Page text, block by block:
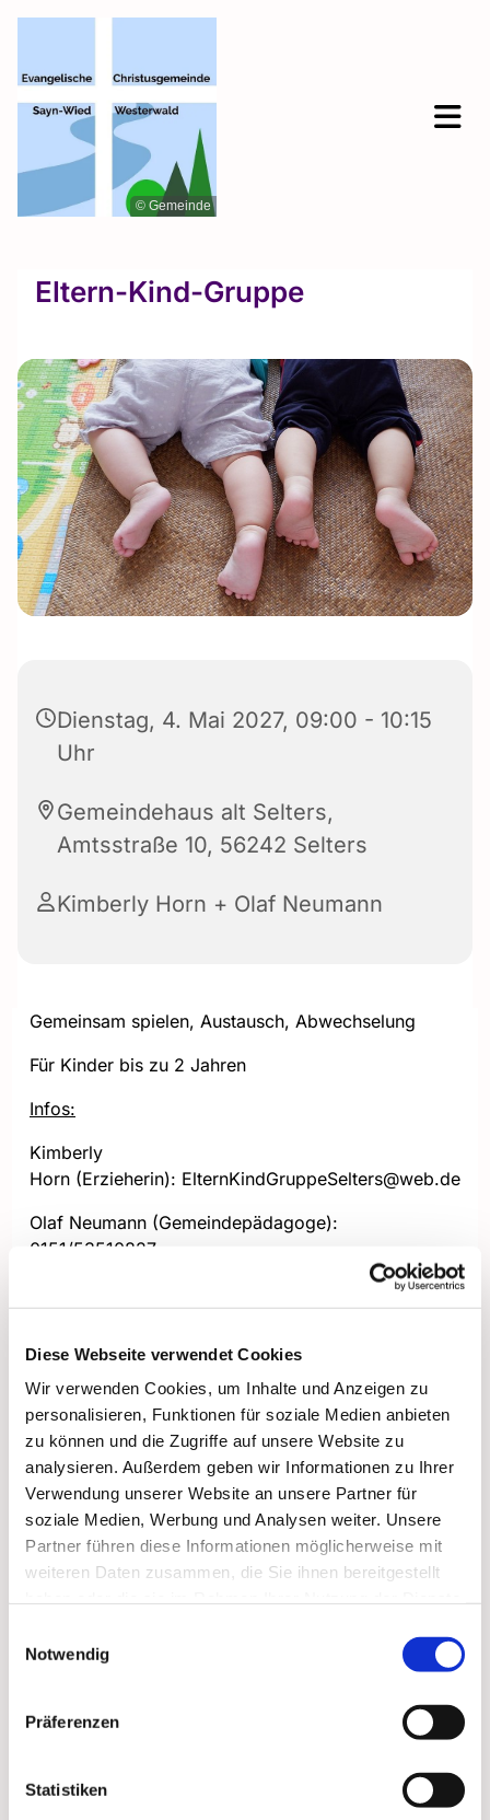
Diese Webseite verwendet Cookies
Wir verwenden Cookies, um Inhalte und Anzeigen zu
personalisieren, Funktionen für soziale Medien anbieten
zu können und die Zugriffe auf unsere Website zu
analysieren. Außerdem geben wir Informationen zu Ihrer
Verwendung unserer Website an unsere Partner für
soziale Medien, Werbung und Analysen weiter. Unsere
Partner führen diese Informationen möglicherweise mit
weiteren Daten zusammen, die Sie ihnen bereitgestellt
Notwendig
Präferenzen
Statistiken
© Gemeinde
Eltern-Kind-Gruppe
Dienstag, 4. Mai 2027, 09:00 - 10:15
Uhr
Gemeindehaus alt Selters,
Amtsstraße 10, 56242 Selters
Kimberly Horn + Olaf Neumann
Gemeinsam spielen, Austausch, Abwechselung
Für Kinder bis zu 2 Jahren
Infos:
Kimberly
Horn (Erzieherin): ElternKindGruppeSelters@web.de
Olaf Neumann (Gemeindepädagoge):
0151/53510827